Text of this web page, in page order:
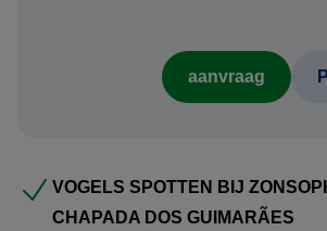
regenwoudgeluiden de nacht, en zijn
manier om reigers, ijsvogels en andere
met kaaimannen, capibara’s,
zelfs een jaguar.
aanvraag
VOGELS SPOTTEN BIJ
CHAPADA DOS GUIMARÃES